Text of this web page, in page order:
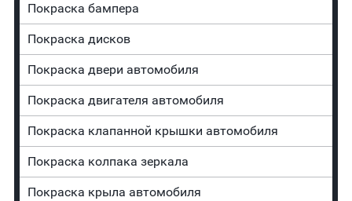
Покраска бампера
Покраска дисков
Покраска двери автомобиля
Покраска двигателя автомобиля
Покраска клапанной крышки автомобиля
Покраска колпака зеркала
Покраска крыла автомобиля